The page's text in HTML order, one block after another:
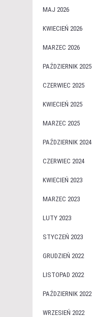
MAJ 2026
KWIECIEŃ 2026
MARZEC 2026
PAŹDZIERNIK 2025
CZERWIEC 2025
KWIECIEŃ 2025
MARZEC 2025
PAŹDZIERNIK 2024
CZERWIEC 2024
KWIECIEŃ 2023
MARZEC 2023
LUTY 2023
STYCZEŃ 2023
GRUDZIEŃ 2022
LISTOPAD 2022
PAŹDZIERNIK 2022
WRZESIEŃ 2022